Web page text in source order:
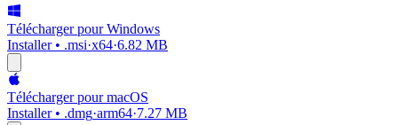
Télécharger pour Windows
Installer • .msi·x64·6.82 MB
Télécharger pour macOS
Installer • .dmg·arm64·7.27 MB